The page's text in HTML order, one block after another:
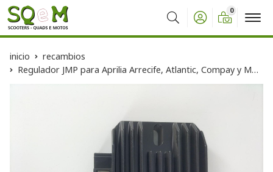
Buscar
0
inicio
recambios
Regulador JMP para Aprilia Arrecife, Atlantic, Compay y Mojito.